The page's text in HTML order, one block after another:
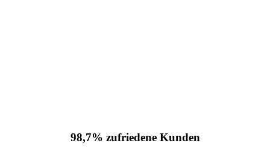
98,7% zufriedene Kunden